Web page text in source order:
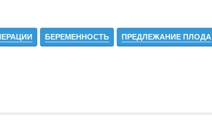
БЕРЕМЕННОСТЬ ПРЕДЛЕЖАНИЕ ПЛОДА